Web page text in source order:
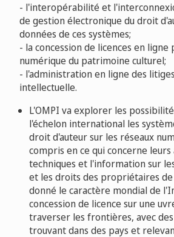
- l'interopérabilité et
de gestion électronique du droit
données de ces systèmes;
- la concession de licences en
numérique du patrimoine culturel;
- l'administration en ligne des
intellectuelle.
L'OMPI va explorer les
l'échelon international les
droit d'auteur sur les réseaux
compris en ce qui concerne leurs
techniques et l'information sur
et les droits des propriétaires de
donné le caractère mondial de
concession de licence sur une
traverser les frontières, avec
trouvant dans des pays et